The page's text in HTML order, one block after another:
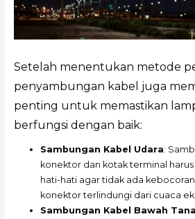
Setelah menentukan metode
penyambungan kabel juga
penting untuk memastikan
berfungsi dengan baik:
Sambungan Kabel Udara:
konektor dan kotak terminal
hati-hati agar tidak ada kebocoran
konektor terlindungi dari cuaca
Sambungan Kabel Bawah